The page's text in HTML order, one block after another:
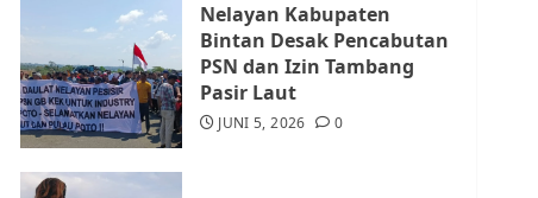
4
Warga Rempang Ajukan
Audiensi dengan Wali
Kota Batam, Soroti
Aktivitas yang Resahkan
Warga
Nelayan Kabupaten
Bintan Desak Pencabutan
PSN dan Izin Tambang
Pasir Laut
JUNI 5, 2026 0